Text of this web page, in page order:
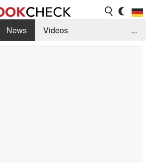
News
Videos
...